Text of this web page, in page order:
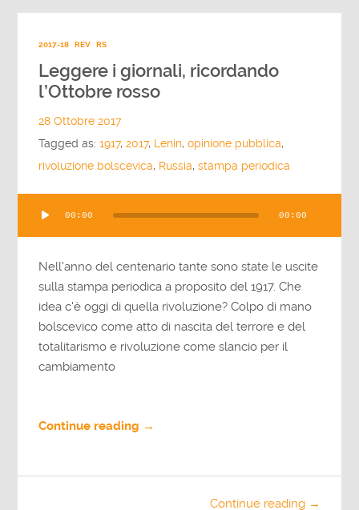
2017-18 REV RS
Leggere i giornali, ricordando
l’Ottobre rosso
28 Ottobre 2017
Tagged as:1917,2017, Lenin,opinione pubblica,
rivoluzione bolscevica, Russia,stampa periodica
Player
00:00 00:00
Nell'anno del centenario tante sono state le uscite
sulla stampa periodica a proposito del 1917. Che
idea c'è oggi di quella rivoluzione? Colpo di mano
bolscevico come atto di nascita del terrore e del
totalitarismo e rivoluzione come slancio per il
cambiamento
Continue reading →
Continue reading →